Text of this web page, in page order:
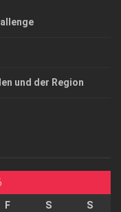
und der Region
F S
S